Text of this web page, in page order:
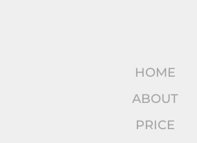
HOME
ABOUT
PRICE